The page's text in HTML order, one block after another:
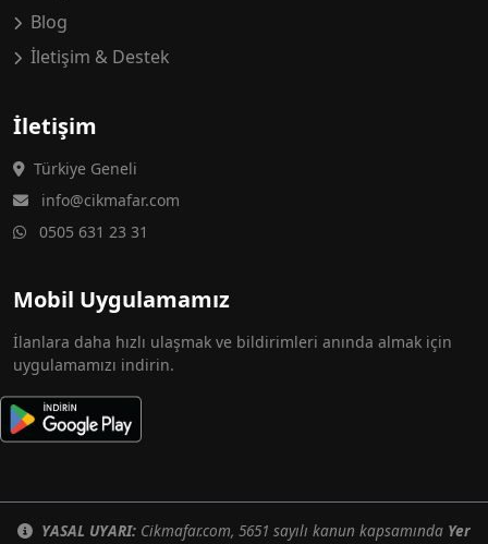
Blog
İletişim & Destek
İletişim
Türkiye Geneli
info@cikmafar.com
0505 631 23 31
Mobil Uygulamamız
İlanlara daha hızlı ulaşmak ve bildirimleri anında almak için
uygulamamızı indirin.
YASAL UYARI: Cikmafar.com, 5651 sayılı kanun kapsamında Yer